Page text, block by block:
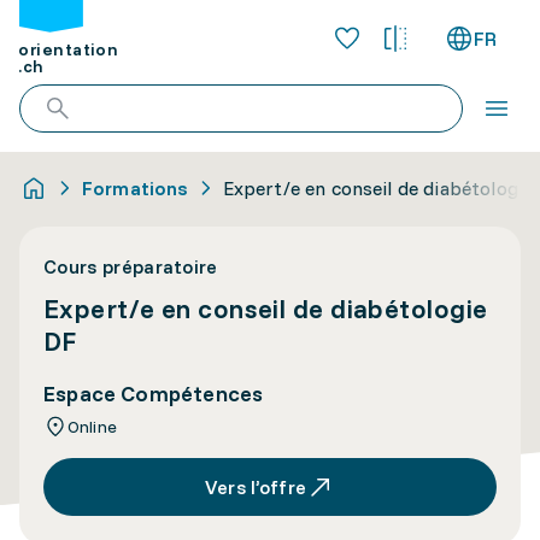
orientation
.ch
FR
Formations Expert/e en conseil de diabétologie
Cours préparatoire
Expert/e en conseil de diabétologie
DF
Espace Compétences
Online
Vers l’offre